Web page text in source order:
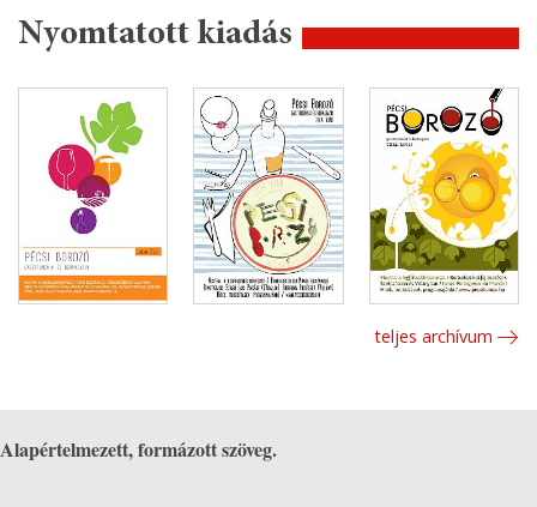
Nyomtatott kiadás
teljes archívum
Alapértelmezett, formázott szöveg.